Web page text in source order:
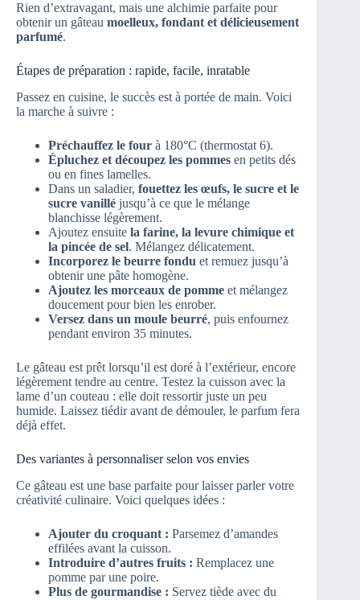
Rien d’extravagant, mais une alchimie parfaite pour
obtenir un gâteau moelleux, fondant et délicieusement
parfumé.
Étapes de préparation : rapide, facile, inratable
Passez en cuisine, le succès est à portée de main. Voici
la marche à suivre :
Préchauffez le four à 180°C (thermostat 6).
Épluchez et découpez les pommes en petits dés
ou en fines lamelles.
Dans un saladier, fouettez les œufs, le sucre et le
sucre vanillé jusqu’à ce que le mélange
blanchisse légèrement.
Ajoutez ensuite la farine, la levure chimique et
la pincée de sel. Mélangez délicatement.
Incorporez le beurre fondu et remuez jusqu’à
obtenir une pâte homogène.
Ajoutez les morceaux de pomme et mélangez
doucement pour bien les enrober.
Versez dans un moule beurré, puis enfournez
pendant environ 35 minutes.
Le gâteau est prêt lorsqu’il est doré à l’extérieur, encore
légèrement tendre au centre. Testez la cuisson avec la
lame d’un couteau : elle doit ressortir juste un peu
humide. Laissez tiédir avant de démouler, le parfum fera
déjà effet.
Des variantes à personnaliser selon vos envies
Ce gâteau est une base parfaite pour laisser parler votre
créativité culinaire. Voici quelques idées :
Ajouter du croquant : Parsemez d’amandes
effilées avant la cuisson.
Introduire d’autres fruits : Remplacez une
pomme par une poire.
Plus de gourmandise : Servez tiède avec du